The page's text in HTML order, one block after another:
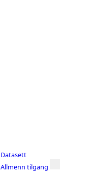
Datasett
Allmenn tilgang